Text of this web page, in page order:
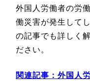
外国人労働者の労
働災害が発生して
の記事でも詳しく
ださい。
関連記事：外国人